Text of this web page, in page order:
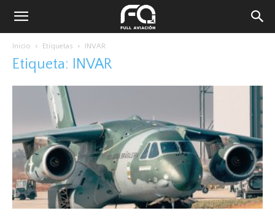
Inicio Etiquetas INVAR
Etiqueta: INVAR